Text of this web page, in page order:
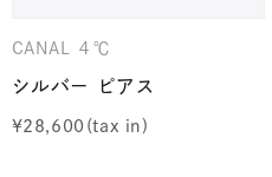
CANAL ４℃
シルバー ピアス
¥28,600